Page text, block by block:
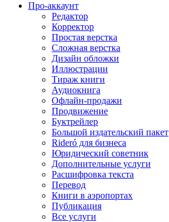
Про-аккаунт
Редактор
Корректор
Простая верстка
Сложная верстка
Дизайн обложки
Иллюстрации
Тираж книги
Аудиокнига
Офлайн-продажи
Продвижение
Буктрейлер
Большой издательский пакет
Rideró для бизнеса
Юридический советник
Дополнительные услуги
Расшифровка текста
Перевод
Книги в аэропортах
Публикация
Все услуги